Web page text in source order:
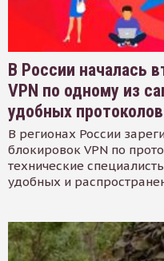
В России началась
VPN по одному из
удобных протоколов
В регионах России
блокировок VPN по
технические
удобных и